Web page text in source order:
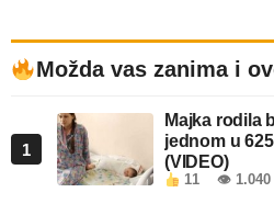
Možda vas zanima i
1
Majka rodila
jednom u
(VIDEO)
11 👁 1.040